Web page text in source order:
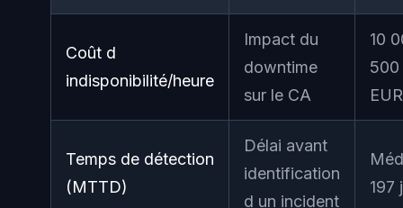
Coût d
indisponibilité/heure
Impact du
downtime
sur le CA
10
Temps de détection
(MTTD)
Délai avant
identification
d un incident
197